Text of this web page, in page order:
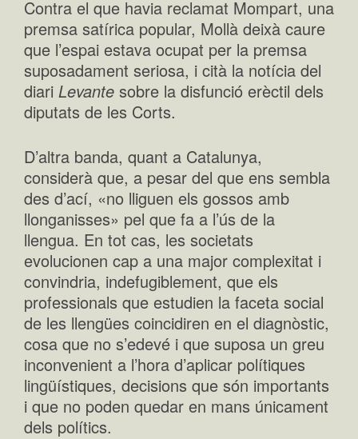
Contra el que havia reclamat Mompart, una
premsa satírica popular, Mollà deixà caure
que l’espai estava ocupat per la premsa
suposadament seriosa, i cità la notícia del
diari Levante sobre la disfunció erèctil dels
diputats de les Corts.
D’altra banda, quant a Catalunya,
considerà que, a pesar del que ens sembla
des d’ací, «no lliguen els gossos amb
llonganisses» pel que fa a l’ús de la
llengua. En tot cas, les societats
evolucionen cap a una major complexitat i
convindria, indefugiblement, que els
professionals que estudien la faceta social
de les llengües coincidiren en el diagnòstic,
cosa que no s’edevé i que suposa un greu
inconvenient a l’hora d’aplicar polítiques
lingüístiques, decisions que són importants
i que no poden quedar en mans únicament
dels polítics.